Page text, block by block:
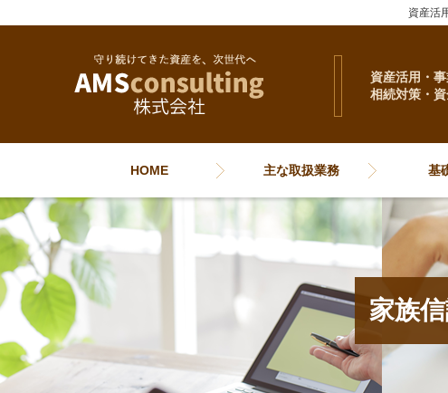
資産活
資産活用・事
相続対策・
HOME 主な取扱業務 基
家族